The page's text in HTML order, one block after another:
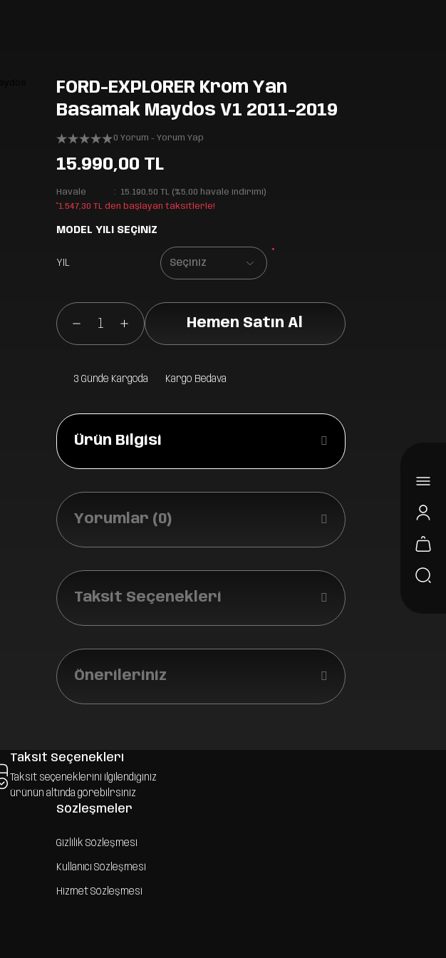
FORD-EXPLORER Krom Yan
Basamak Maydos V1 2011-2019
0 Yorum - Yorum Yap
15.990,00 TL
Havale
15.190,50 TL (%5,00 havale indirimi)
*1.547,30 TL den başlayan taksitlerle!
MODEL YILI SEÇİNİZ
YIL
Hemen Satın Al
3 Günde Kargoda Kargo Bedava
Ürün Bilgisi
Yorumlar (0)
Taksit Seçenekleri
Önerileriniz
Taksit Seçenekleri
Taksit seçeneklerini ilgilendiğiniz
ürünün altında görebilrsiniz
Sözleşmeler
Gizlilik Sözleşmesi
Kullanıcı Sözleşmesi
Hizmet Sözleşmesi